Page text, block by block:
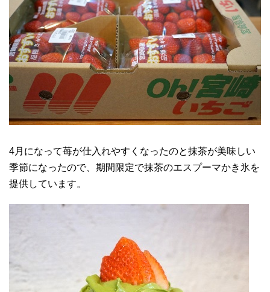
4月になって苺が仕入れやすくなったのと抹茶が美味しい
季節になったので、期間限定で抹茶のエスプーマかき氷を
提供しています。